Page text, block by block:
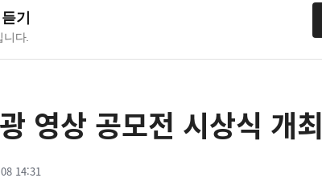
기
다.
영상 공모전 시상식 개최
14:31